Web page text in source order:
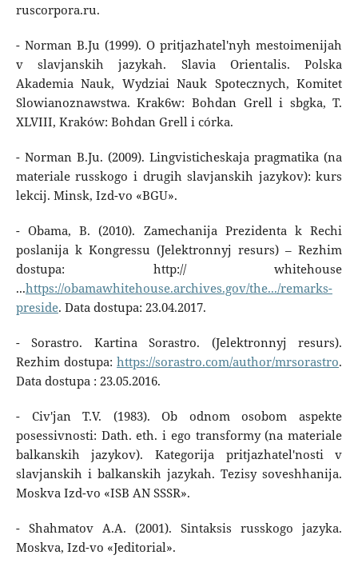
ruscorpora.ru.
- Norman B.Ju (1999). O pritjazhatel'nyh mestoimenijah
v slavjanskih jazykah. Slavia Orientalis. Polska
Akademia Nauk, Wydziai Nauk Spotecznych, Komitet
Slowianoznawstwa. Krak6w: Bohdan Grell i sbgka, T.
XLVIII, Kraków: Bohdan Grell i córka.
- Norman B.Ju. (2009). Lingvisticheskaja pragmatika (na
materiale russkogo i drugih slavjanskih jazykov): kurs
lekcij. Minsk, Izd-vo «BGU».
- Obama, B. (2010). Zamechanija Prezidenta k Rechi
poslanija k Kongressu (Jelektronnyj resurs) – Rezhim
dostupa: http:// whitehouse
...https://obamawhitehouse.archives.gov/the.../remarks-
preside. Data dostupa: 23.04.2017.
- Sorastro. Kartina Sorastro. (Jelektronnyj resurs).
Rezhim dostupa:https://sorastro.com/author/mrsorastro.
Data dostupa : 23.05.2016.
- Civ'jan T.V. (1983). Ob odnom osobom aspekte
posessivnosti: Dath. eth. i ego transformy (na materiale
balkanskih jazykov). Kategorija pritjazhatel'nosti v
slavjanskih i balkanskih jazykah. Tezisy soveshhanija.
Moskva Izd-vo «ISB AN SSSR».
- Shahmatov A.A. (2001). Sintaksis russkogo jazyka.
Moskva, Izd-vo «Jeditorial».